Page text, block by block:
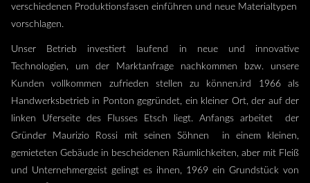
verschiedenen Produktionsfasen einführen und neue Materialtypen
vorschlagen.
Unser Betrieb investiert laufend in neue und innovative
Technologien, um der Marktanfrage nachkommen bzw. unsere
Kunden vollkommen zufrieden stellen zu können.ird 1966 als
Handwerksbetrieb in Ponton gegründet, ein kleiner Ort, der auf der
linken Uferseite des Flusses Etsch liegt. Anfangs arbeitet der
Gründer Maurizio Rossi mit seinen Söhnen in einem kleinen,
gemieteten Gebäude in bescheidenen Räumlichkeiten, aber mit Fleiß
und Unternehmergeist gelingt es ihnen, 1969 ein Grundstück von